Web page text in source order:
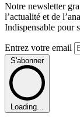
Notre newsletter
l’actualité et de
Indispensable pour
Entrez votre email
S'abonner
Loading...